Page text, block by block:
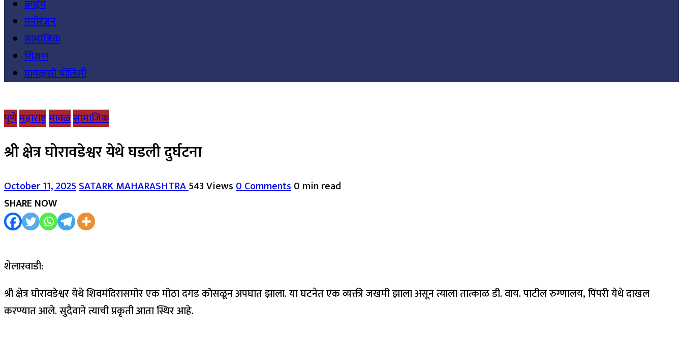
क्राईम
मनोरंजन
सामाजिक
शिक्षण
प्रायव्हसी पॉलिसी
पुणेमहाराष्ट्रमावळसामाजिक
श्री क्षेत्र घोरावडेश्वर येथे घडली दुर्घटना
October 11, 2025SATARK MAHARASHTRA543 Views0 Comments0 min read
SHARE NOW
शेलारवाडी:
श्री क्षेत्र घोरावडेश्वर येथे शिवमंदिरासमोर एक मोठा दगड कोसळून अपघात झाला. या घटनेत एक व्यक्ती जखमी झाला असून त्याला तात्काळ डी. वाय. पाटील रुग्णालय, पिंपरी येथे दाखल
करण्यात आले. सुदैवाने त्याची प्रकृती आता स्थिर आहे.